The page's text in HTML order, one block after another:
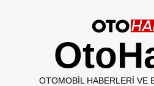
OTOMOBIL HABERLERI VE